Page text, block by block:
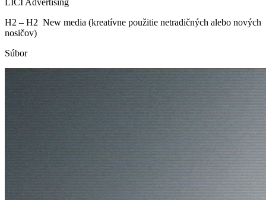
H2 – H2 ­ New media (kreatívne použitie netradičných alebo nových
nosičov)
Súbor